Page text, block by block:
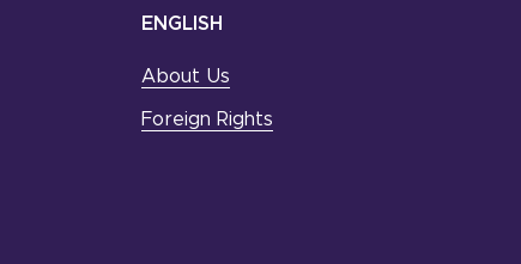
ENGLISH
About Us
Foreign Rights